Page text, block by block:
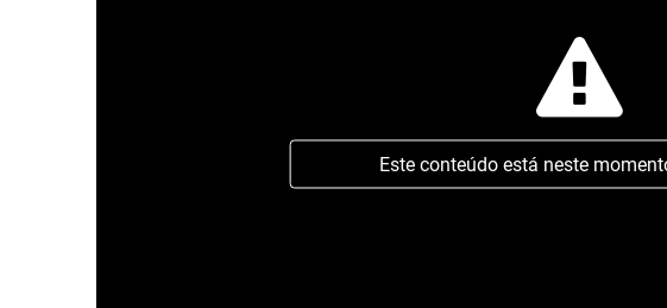
Este conteúdo está neste